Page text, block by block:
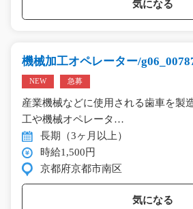
気になる
機械加工オペレーター/
NEW 急募
産業機械などに使用される歯車を製
工や機械オペレータ…
長期（3ヶ月以上）
時給1,500円
京都府京都市南区
気になる